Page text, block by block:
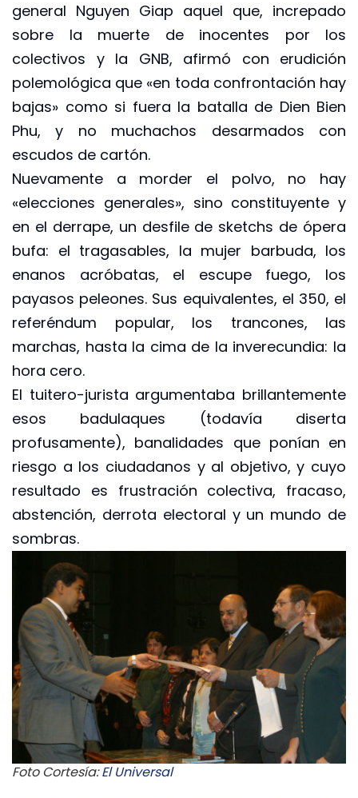
general Nguyen Giap aquel que, increpado
sobre la muerte de inocentes por los
colectivos y la GNB, afirmó con erudición
polemológica que «en toda confrontación hay
bajas» como si fuera la batalla de Dien Bien
Phu, y no muchachos desarmados con
escudos de cartón.
Nuevamente a morder el polvo, no hay
«elecciones generales», sino constituyente y
en el derrape, un desfile de sketchs de ópera
bufa: el tragasables, la mujer barbuda, los
enanos acróbatas, el escupe fuego, los
payasos peleones. Sus equivalentes, el 350, el
referéndum popular, los trancones, las
marchas, hasta la cima de la inverecundia: la
hora cero.
El tuitero-jurista argumentaba brillantemente
esos badulaques (todavía diserta
profusamente), banalidades que ponían en
riesgo a los ciudadanos y al objetivo, y cuyo
resultado es frustración colectiva, fracaso,
abstención, derrota electoral y un mundo de
sombras.
Foto Cortesía:El Universal